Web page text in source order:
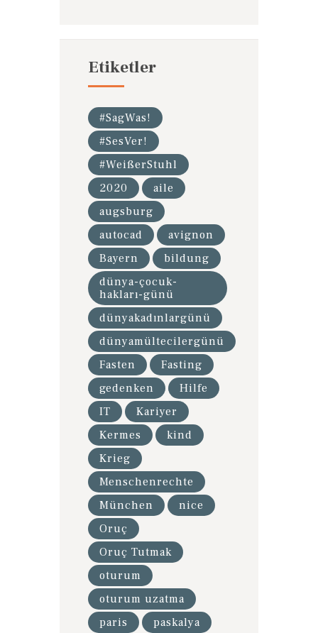
Etiketler
#SagWas!
#SesVer!
#WeißerStuhl
2020
aile
augsburg
autocad
avignon
Bayern
bildung
dünya-çocuk-
hakları-günü
dünyakadınlargünü
dünyamültecilergünü
Fasten
Fasting
gedenken
Hilfe
IT
Kariyer
Kermes
kind
Krieg
Menschenrechte
München
nice
Oruç
Oruç Tutmak
oturum
oturum uzatma
paris
paskalya